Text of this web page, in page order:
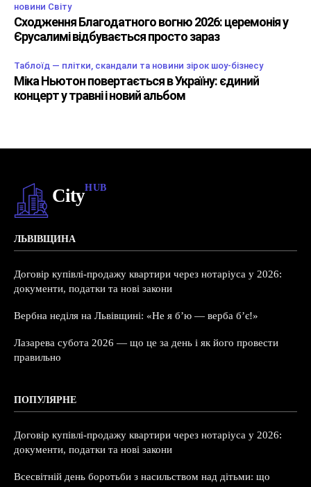
новини Світу
Сходження Благодатного вогню 2026: церемонія у
Єрусалимі відбувається просто зараз
Таблоїд — плітки, скандали та новини зірок шоу-бізнесу
Міка Ньютон повертається в Україну: єдиний
концерт у травні і новий альбом
CityHUB
ЛЬВІВЩИНА
Договір купівлі-продажу квартири через нотаріуса у 2026:
документи, податки та нові закони
Вербна неділя на Львівщині: «Не я б’ю — верба б’є!»
Лазарева субота 2026 — що це за день і як його провести
правильно
ПОПУЛЯРНЕ
Договір купівлі-продажу квартири через нотаріуса у 2026:
документи, податки та нові закони
Всесвітній день боротьби з насильством над дітьми: що